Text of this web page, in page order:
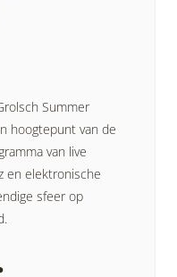
Summer
hoogtepunt van de
van live
en elektronische
sfeer op